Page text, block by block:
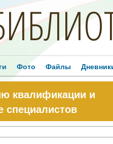
Фото Файлы
квалификации и
специалистов